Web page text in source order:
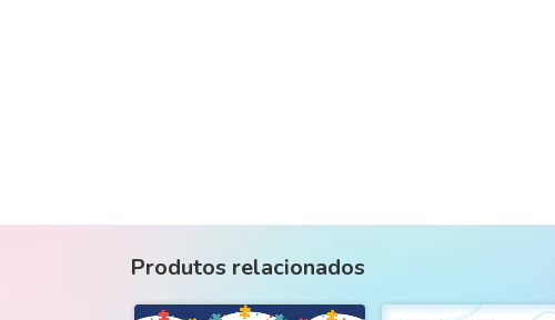
Produtos relacionados